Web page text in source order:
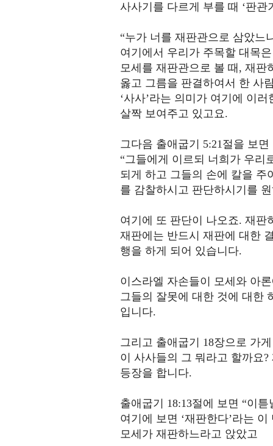
사사기를 다르게 부를 때 ‘판관
“누가 너를 재판관으로 삼았느
여기에서 우리가 주목할 대목은
모세를 재판관으로 볼 때, 재판
옳고 그름을 판결하여서 한 사
‘사사’라는 의미가 여기에 이
살짝 보여주고 있고요.
그다음 출애굽기 5:21절을 보
“그들에게 이르되 너희가 우리
되게 하고 그들의 손에 칼을 주
를 감찰하시고 판단하시기를
여기에 또 판단이 나오죠. 재판
재판에는 반드시 재판에 대한
행을 하게 되어 있습니다.
이스라엘 자손들이 모세와 아
그들의 잘못에 대한 것에 대한
입니다.
그리고 출애굽기 18장으로 가
이 사사들의 그 뭐라고 할까요
등장을 합니다.
출애굽기 18:13절에 보면 “이
여기에 보면 ‘재판한다’라는
모세가 재판하느라고 앉았고